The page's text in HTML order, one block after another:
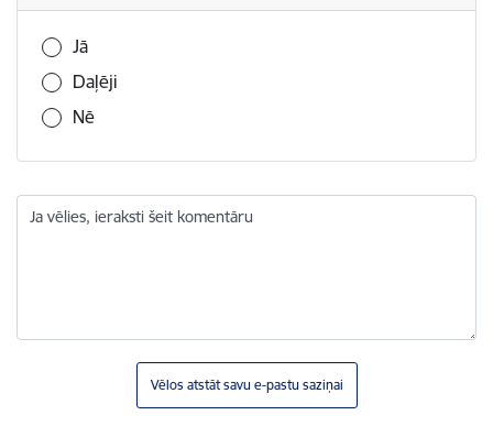
Vai šī informācija bija noderīga?
Jā
Daļēji
Nē
Ja vēlies, ieraksti šeit komentāru
Vēlos atstāt savu e-pastu saziņai